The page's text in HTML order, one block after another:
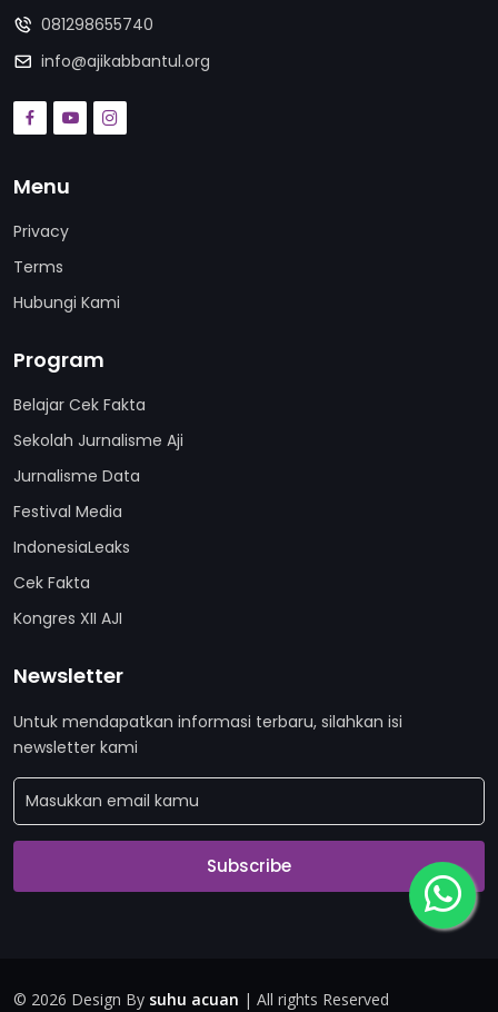
081298655740
info@ajikabbantul.org
Menu
Privacy
Terms
Hubungi Kami
Program
Belajar Cek Fakta
Sekolah Jurnalisme Aji
Jurnalisme Data
Festival Media
IndonesiaLeaks
Cek Fakta
Kongres XII AJI
Newsletter
Untuk mendapatkan informasi terbaru, silahkan isi
newsletter kami
Subscribe
© 2026 Design By suhu acuan | All rights Reserved